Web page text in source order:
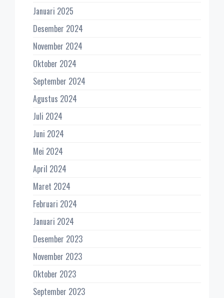
Januari 2025
Desember 2024
November 2024
Oktober 2024
September 2024
Agustus 2024
Juli 2024
Juni 2024
Mei 2024
April 2024
Maret 2024
Februari 2024
Januari 2024
Desember 2023
November 2023
Oktober 2023
September 2023